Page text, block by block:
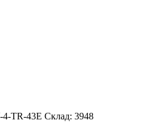
4-TR-43E Склад: 3948